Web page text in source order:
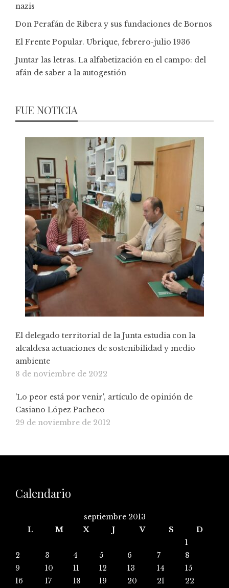
nazis
Don Perafán de Ribera y sus fundaciones de Bornos
El Frente Popular. Ubrique, febrero-julio 1936
Juntar las letras. La alfabetización en el campo: del
afán de saber a la autogestión
FUE NOTICIA
El delegado territorial de la Junta estudia con la
alcaldesa actuaciones de sostenibilidad y medio
ambiente
8 de noviembre de 2022
'Lo peor está por venir', artículo de opinión de
Casiano López Pacheco
29 de noviembre de 2012
Calendario
septiembre 2013
L
M X J V S
D
1
2
3 4 5 6 7
8
9
10 11 12 13 14
15
16
17 18 19 20 21
22